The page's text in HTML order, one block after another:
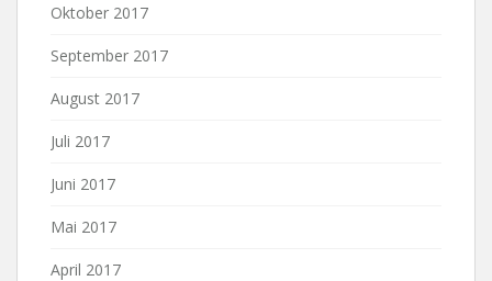
Oktober 2017
September 2017
August 2017
Juli 2017
Juni 2017
Mai 2017
April 2017